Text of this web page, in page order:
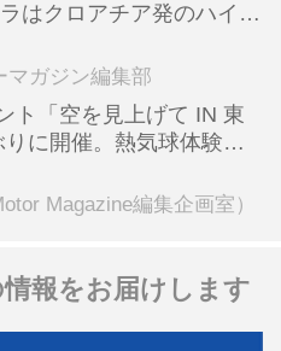
はクロアチア発のハイパ
マガジン編集部
ト「空を見上げて IN 東
に開催。熱気球体験搭
Magazine編集企画室）
報をお届けします